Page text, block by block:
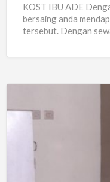
KOST IBU ADE
bersaing anda
tersebut. Dengan
[KONTRAKAN
JAKARTA